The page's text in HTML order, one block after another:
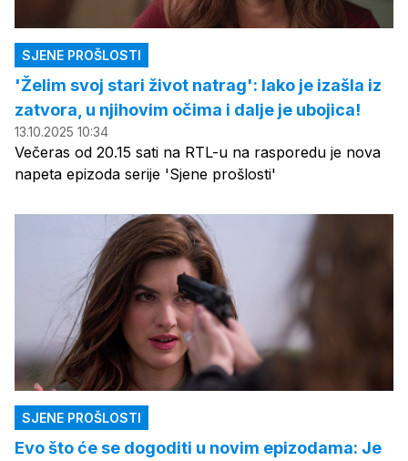
SJENE PROŠLOSTI
'Želim svoj stari život natrag': Iako je izašla iz
zatvora, u njihovim očima i dalje je ubojica!
13.10.2025 10:34
Večeras od 20.15 sati na RTL-u na rasporedu je nova
napeta epizoda serije 'Sjene prošlosti'
SJENE PROŠLOSTI
Evo što će se dogoditi u novim epizodama: Je